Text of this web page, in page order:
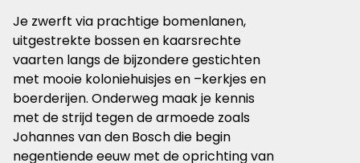
Je zwerft via prachtige bomenlanen,
uitgestrekte bossen en kaarsrechte
vaarten langs de bijzondere gestichten
met mooie koloniehuisjes en –kerkjes en
boerderijen. Onderweg maak je kennis
met de strijd tegen de armoede zoals
Johannes van den Bosch die begin
negentiende eeuw met de oprichting van